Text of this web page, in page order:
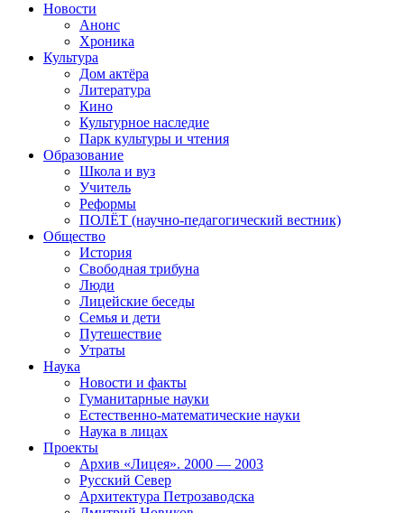
Новости
Анонс
Хроника
Культура
Дом актёра
Литература
Кино
Культурное наследие
Парк культуры и чтения
Образование
Школа и вуз
Учитель
Реформы
ПОЛЁТ (научно-педагогический вестник)
Общество
История
Свободная трибуна
Люди
Лицейские беседы
Семья и дети
Путешествие
Утраты
Наука
Новости и факты
Гуманитарные науки
Естественно-математические науки
Наука в лицах
Проекты
Архив «Лицея». 2000 — 2003
Русский Север
Архитектура Петрозаводска